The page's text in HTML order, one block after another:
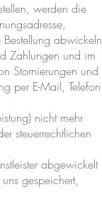
werden die
abwickeln
Zahlungen und im
Stornierungen und
per E-Mail, Telefon
nicht mehr
steuerrechtlichen
abgewickelt
gespeichert,